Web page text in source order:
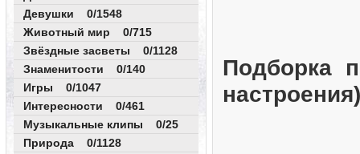
Девушки 0/1548
Животный мир 0/715
Звёздные засветы 0/1128
Знаменитости 0/140
Игры 0/1047
Интересности 0/461
Музыкальные клипы 0/25
Природа 0/1128
Подборка